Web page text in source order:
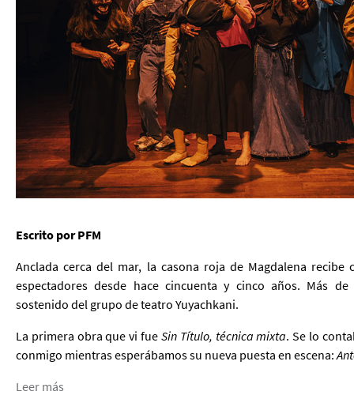
Escrito por PFM
Anclada cerca del mar, la casona roja de Magdalena recibe
espectadores desde hace cincuenta y cinco años. Más
sostenido del grupo de teatro Yuyachkani.
La primera obra que vi fue Sin Título, técnica mixta. Se lo
conmigo mientras esperábamos su nueva puesta en escena:
Leer más